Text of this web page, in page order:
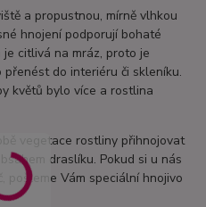
a propustnou, mírně vlhkou
hnojení podporují bohaté
citlivá na mráz, proto je
do interiéru či skleníku.
květů bylo více a rostlina
vegetace rostliny přihnojovat
draslíku. Pokud si u nás
pošleme Vám speciální hnojivo